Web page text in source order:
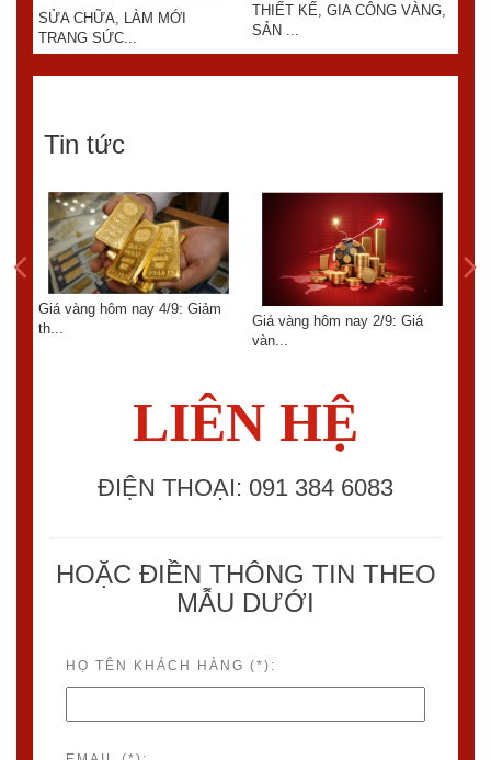
SỬA CHỮA, LÀM MỚI
TRANG SỨC...
THIẾT KẾ, GIA CÔNG VÀNG,
SẢN ...
Tin tức
Giá vàng hôm nay 4/9: Giảm
th...
Giá vàng hôm nay 2/9: Giá
vàn...
LIÊN HỆ
ĐIỆN THOẠI: 091 384 6083
HOẶC ĐIỀN THÔNG TIN THEO
MẪU DƯỚI
HỌ TÊN KHÁCH HÀNG (*):